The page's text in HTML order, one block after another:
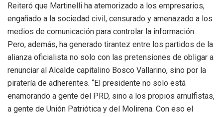
Reiteró que Martinelli ha atemorizado a los empresarios,
engañado a la sociedad civil, censurado y amenazado a los
medios de comunicación para controlar la información.
Pero, además, ha generado tirantez entre los partidos de la
alianza oficialista no solo con las pretensiones de obligar a
renunciar al Alcalde capitalino Bosco Vallarino, sino por la
piratería de adherentes. “El presidente no solo está
enamorando a gente del PRD, sino a los propios arnulfistas,
a gente de Unión Patriótica y del Molirena. Con eso el